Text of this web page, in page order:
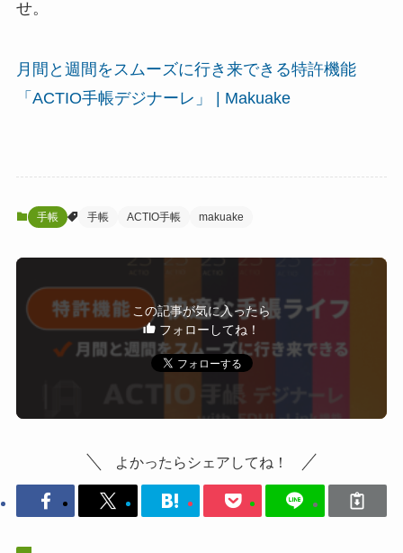
せ。
月間と週間をスムーズに行き来できる特許機能
「ACTIO手帳デジナーレ」 | Makuake
手帳 手帳 ACTIO手帳 makuake
この記事が気に入ったら
フォローしてね！
よかったらシェアしてね！